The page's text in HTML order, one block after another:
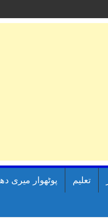
تعلیم پوٹھوار میری